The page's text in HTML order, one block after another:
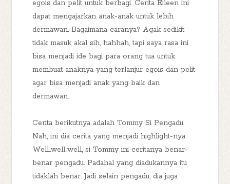
egois dan pelit untuk berbagi. Cerita Eileen ini
dapat mengajarkan anak-anak untuk lebih
dermawan. Bagaimana caranya? Agak sedikit
tidak masuk akal sih, hahhah, tapi saya rasa ini
bisa menjadi ide bagi para orang tua untuk
membuat anaknya yang terlanjur egois dan pelit
agar bisa menjadi anak yang baik dan
dermawan.
Cerita berikutnya adalah Tommy Si Pengadu.
Nah, ini dia cerita yang menjadi highlight-nya.
Well..well..well, si Tommy ini ceritanya benar-
benar pengadu. Padahal yang diadukannya itu
tidaklah benar. Jadi selain pengadu, dia juga